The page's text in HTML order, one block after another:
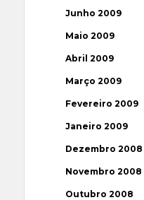
Junho 2009
Maio 2009
Abril 2009
Março 2009
Fevereiro 2009
Janeiro 2009
Dezembro 2008
Novembro 2008
Outubro 2008